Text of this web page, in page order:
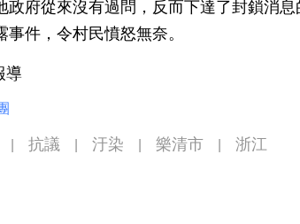
府從來沒有過問，反而下達了封鎖消息
件，令村民憤怒無奈。
導
抗議 汙染 樂清市 浙江